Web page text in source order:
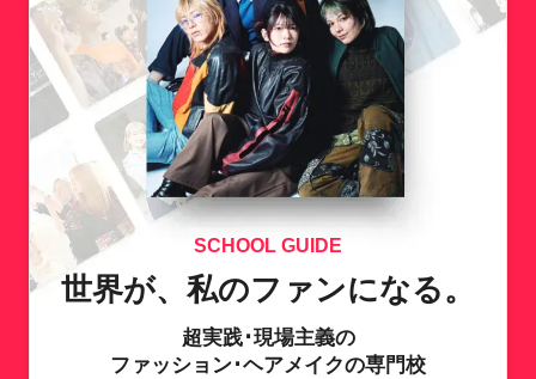
SCHOOL GUIDE
世界が、私のファンになる。
超実践･現場主義の
ファッション･ヘアメイクの専門校